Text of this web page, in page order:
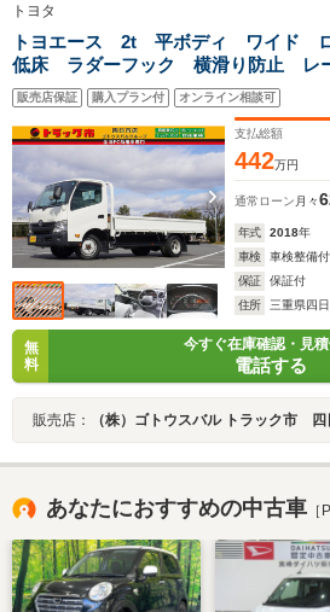
トヨタ
トヨエース 2t 平ボディ ワイド
低床 ラダーフック 横滑り防止 レ
車線逸脱防止 アイドルアップ 集中
434/188/38 荷台高92 車両総重量
イドロング 切替式4WD
販売店保証 購入プラン付 オンライン相談可
支払総額
442万円
通常ローン 月々
年式 2018年
車検
車検整備付
保証
保証付
住所
三重県四
無
料
今すぐ在庫確認・見
電話する
販売店： （株）ゴトウスバル トラック市 四
あなたにおすすめの中古車 ［